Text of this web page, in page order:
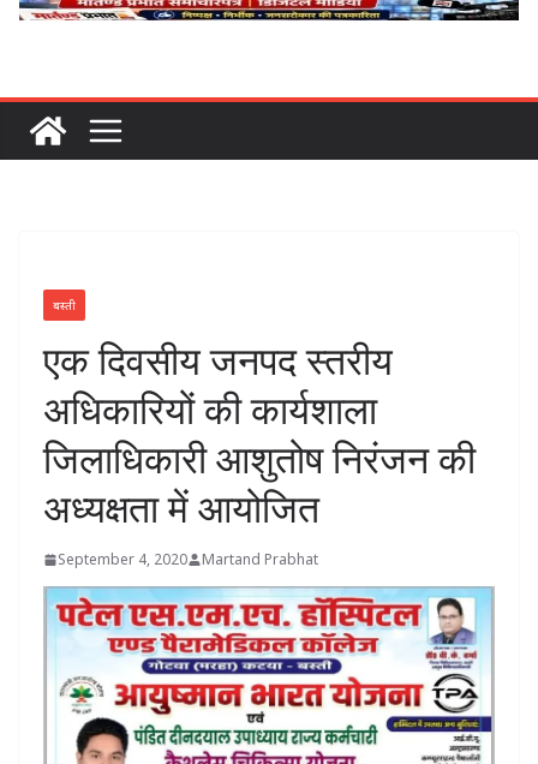
बस्ती
एक दिवसीय जनपद स्तरीय
अधिकारियों की कार्यशाला
जिलाधिकारी आशुतोष निरंजन की
अध्यक्षता में आयोजित
September 4, 2020 Martand Prabhat